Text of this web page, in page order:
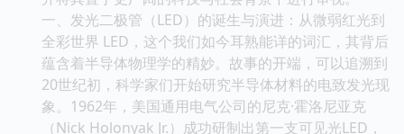
一、发光二极管（LED）的诞生与演进：从微弱红光到
全彩世界 LED，这个我们如今耳熟能详的词汇，其背后
蕴含着半导体物理学的精妙。故事的开端，可以追溯到
20世纪初，科学家们开始研究半导体材料的电致发光现
象。1962年，美国通用电气公司的尼克·霍洛尼亚克
（Nick Holonyak Jr.）成功研制出第一支可见光LED，